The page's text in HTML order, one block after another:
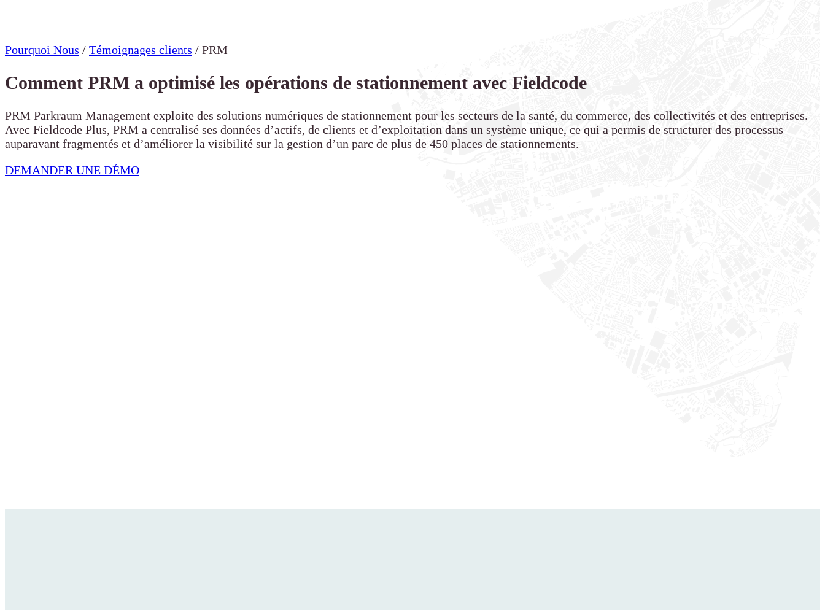
Pourquoi Nous / Témoignages clients / PRM
Comment PRM a optimisé les opérations de stationnement avec Fieldcode
PRM Parkraum Management exploite des solutions numériques de stationnement pour les secteurs de la santé, du commerce, des collectivités et des entreprises.
Avec Fieldcode Plus, PRM a centralisé ses données d’actifs, de clients et d’exploitation dans un système unique, ce qui a permis de structurer des processus
auparavant fragmentés et d’améliorer la visibilité sur la gestion d’un parc de plus de 450 places de stationnements.
DEMANDER UNE DÉMO